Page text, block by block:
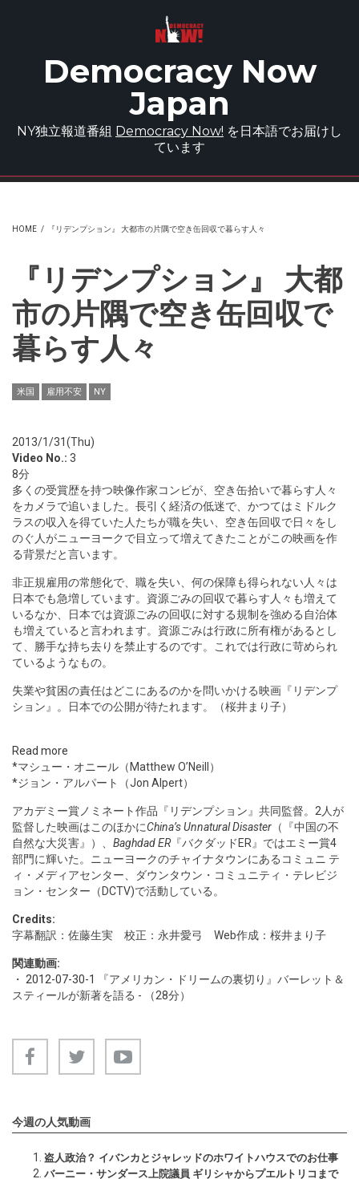
Democracy Now
Japan
NY独立報道番組 Democracy Now! を日本語でお届けし
ています
HOME / 『リデンプション』 大都市の片隅で空き缶回収で暮らす人々
『リデンプション』 大都
市の片隅で空き缶回収で
暮らす人々
米国 雇用不安 NY
2013/1/31(Thu)
Video No.: 3
8分
多くの受賞歴を持つ映像作家コンビが、空き缶拾いで暮らす人々
をカメラで追いました。長引く経済の低迷で、かつてはミドルク
ラスの収入を得ていた人たちが職を失い、空き缶回収で日々をし
のぐ人がニューヨークで目立って増えてきたことがこの映画を作
る背景だと言います。
非正規雇用の常態化で、職を失い、何の保障も得られない人々は
日本でも急増しています。資源ごみの回収で暮らす人々も増えて
いるなか、日本では資源ごみの回収に対する規制を強める自治体
も増えていると言われます。資源ごみは行政に所有権があるとし
て、勝手な持ち去りを禁止するのです。これでは行政に苛められ
ているようなもの。
失業や貧困の責任はどこにあるのかを問いかける映画『リデンプ
ション』。日本での公開が待たれます。（桜井まり子）
Read more
*マシュー・オニール（Matthew O’Neill）
*ジョン・アルパート（Jon Alpert）
アカデミー賞ノミネート作品『リデンプション』共同監督。2人が
監督した映画はこのほかにChina’s Unnatural Disaster （『中国の不
自然な大災害』）、 Baghdad ER『バクダッドER』ではエミー賞4
部門に輝いた。ニューヨークのチャイナタウンにあるコミュニ テ
ィ・メディアセンター、ダウンタウン・コミュニティ・テレビジ
ョン・センター（DCTV)で活動している。
Credits:
字幕翻訳：佐藤生実 校正：永井愛弓 Web作成：桜井まり子
関連動画:
・ 2012-07-30-1
『アメリカン・ドリームの裏切り』バーレット＆
スティールが新著を語る - （28分）
今週の人気動画
盗人政治？ イバンカとジャレッドのホワイトハウスでのお仕事
バーニー・サンダース上院議員 ギリシャからプエルトリコまで